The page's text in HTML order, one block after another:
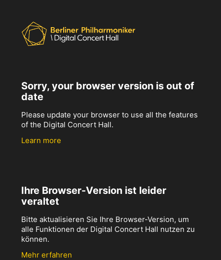
Sorry, your browser version is out of
date
Please update your browser to use all the features
of the Digital Concert Hall.
Learn more
Ihre Browser-Version ist leider
veraltet
Bitte aktualisieren Sie Ihre Browser-Version, um
alle Funktionen der Digital Concert Hall nutzen zu
können.
Mehr erfahren